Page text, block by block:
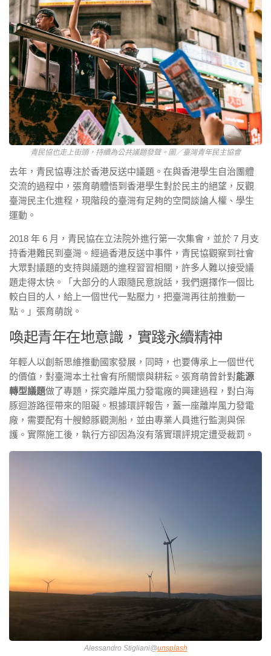
青民協也走上街頭，持續為公共議題發聲。圖／臺灣青年民主協會
去年，青民協專注於香港反送中議題。在與香港學生自治團體
交流的過程中，張育萌體悟到香港學生對於民主的絕望，反觀
臺灣民主化進程，現階段的臺灣有足夠的空間談論人權、學生
運動。
2018 年 6 月，青民協在立法院外進行第一次集會，並於 7 月支
持香港難民到臺灣。經過香港反送中事件，青民協觀察到社會
大眾對議題的支持與議題的進程習習相關，許多人難以接受議
題走得太快。「大部分的人跟隨民意說話，我們選擇作一個比
較白目的人，給上一個世代一點壓力，把臺灣再往前推動一
點。」張育萌說。
喚起青年在地意識，實踐永續精神
年輕人以創新思維推動國家發展，同時，也要傳承上一個世代
的價值，對臺灣本土社會有所關懷與耕耘。張育萌曾針對能源
轉型議題做了專題，探究離岸風力發電廠的興建過程，對白海
豚迴游路徑帶來的阻礙。根據環評報告，蓋一座離岸風力發電
廠，需要配有十艘鯨豚觀測船，並由專業人員進行監測與保
護。實際施工後，執行方卻因為沒有落實環評規定遭受裁罰。
Alessandro Stigliani@unsplash